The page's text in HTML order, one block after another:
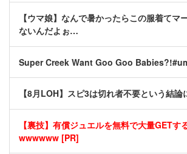
【ウマ娘】なんで暑かったらこの服着てマ
ないんだよぉ…
Super Creek Want Goo Goo
【8月LOH】スピ3は切れ者不要という結論
【裏技】有償ジュエルを無料で大量GETす
wwwwww [PR]